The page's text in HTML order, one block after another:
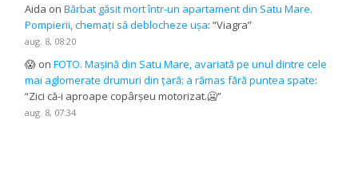
Aida onBărbat găsit mort într-un apartament din Satu Mare.
Pompierii, chemați să deblocheze ușa: “Viagra”
aug. 8, 08:20
😱 onFOTO. Mașină din Satu Mare, avariată pe unul dintre cele
mai aglomerate drumuri din țară: a rămas fără puntea spate:
“Zici că-i aproape copârșeu motorizat.🥶”
aug. 8, 07:34